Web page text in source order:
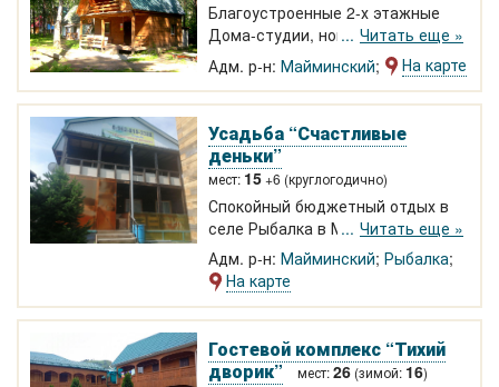
Благоустроенные 2-х этажные
Дома-студии, номера,
палаточное размещение. 7 км от
курорта Манжерок. Большая
площадь комплекса позволяет
отдыхающим не мешать друг
другу.Навес для тренингов 240
м2, кафе, спортивная, детская
площадка. Сплавы, экскурсии
Читать еще »
Адм. р-н: Майминский На карте
Усадьба “Счастливые
деньки”
мест: 15+6 (круглогодично)
Спокойный бюджетный отдых в
селе Рыбалка в Майминском
районе. Экономичная усадьба
недалеко от берега Катуни.
Читать еще »
Адм. р-н: Майминский Рыбалка
На карте
Гостевой комплекс “Тихий
дворик”
мест:26 (зимой: 16)